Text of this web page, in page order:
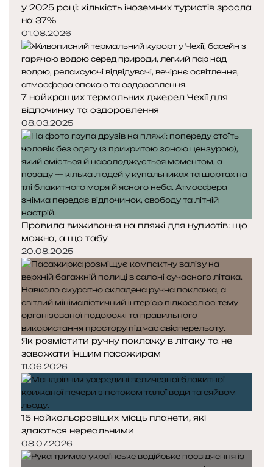
у 2025 році: кількість іноземних туристів зросла
на 37%
01.08.2026
7 найкращих термальних джерел Чехії для
відпочинку та оздоровлення
08.03.2025
Правила виживання на пляжі для нудистів: що
можна, а що табу
20.08.2025
Як розмістити ручну поклажу в літаку та не
заважати іншим пасажирам
11.06.2026
15 найкольоровіших місць планети, які
здаються нереальними
08.07.2026